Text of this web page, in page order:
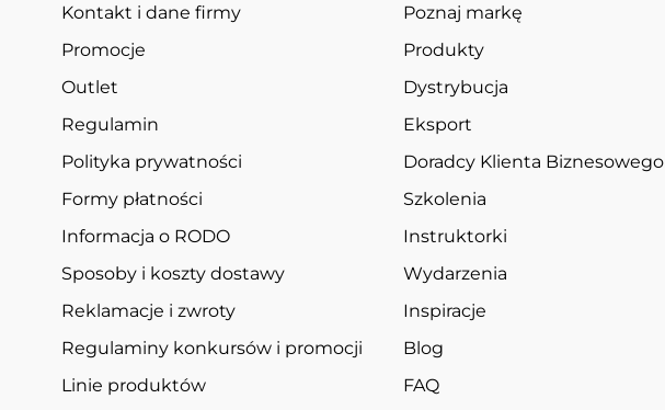
Kontakt i dane firmy
Promocje
Outlet
Regulamin
Polityka prywatności
Formy płatności
Informacja o RODO
Sposoby i koszty dostawy
Reklamacje i zwroty
Regulaminy konkursów i promocji
Linie produktów
Poznaj markę
Produkty
Dystrybucja
Eksport
Doradcy Klienta Biznesowego
Szkolenia
Instruktorki
Wydarzenia
Inspiracje
Blog
FAQ